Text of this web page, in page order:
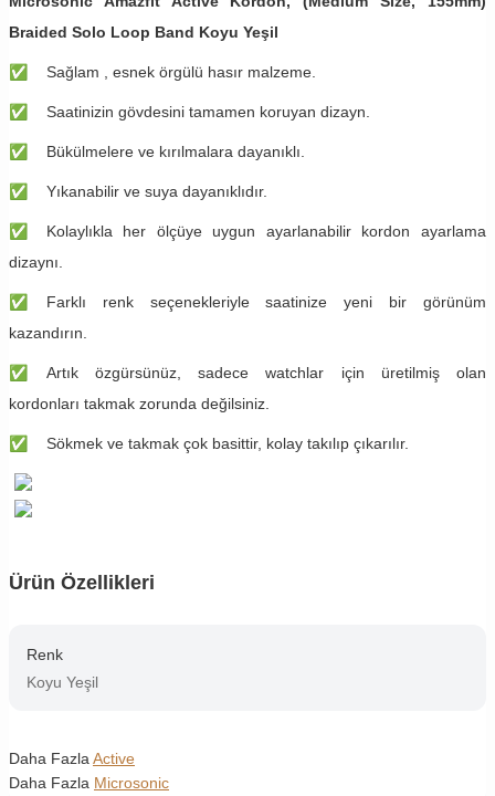
Braided Solo Loop Band Koyu Yeşil
✅ ​Sağlam , esnek örgülü hasır malzeme.
✅ ​Saatinizin gövdesini tamamen koruyan dizayn.
✅ ​Bükülmelere ve kırılmalara dayanıklı.
✅ ​Yıkanabilir ve suya dayanıklıdır.
✅ ​Kolaylıkla her ölçüye uygun ayarlanabilir kordon ayarlama
dizaynı.
✅ ​Farklı renk seçenekleriyle saatinize yeni bir görünüm
kazandırın.
✅ ​Artık özgürsünüz, sadece watchlar için üretilmiş olan
kordonları takmak zorunda değilsiniz.
✅ ​Sökmek ve takmak çok basittir, kolay takılıp çıkarılır.
Ürün Özellikleri
Renk
Koyu Yeşil
Daha Fazla Active
Daha Fazla Microsonic